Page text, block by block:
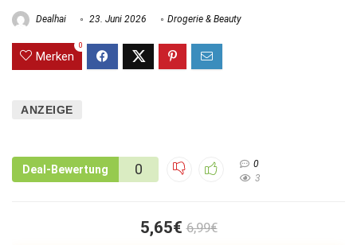
Dealhai 23. Juni 2026 Drogerie & Beauty
Merken
0
ANZEIGE
Deal-Bewertung 0
0
3
5,65€ 6,99€